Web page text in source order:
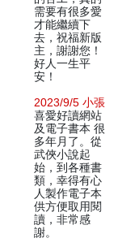
需要有很多愛
才能繼續下
去，祝福新版
主，謝謝您！
好人一生平
安！
2023/9/5 小張
喜愛好讀網站
及電子書本 很
多年月了。從
武俠小說起
始，到各種書
類，幸得有心
人製作電子本
供方便取用閱
讀，非常感
謝。